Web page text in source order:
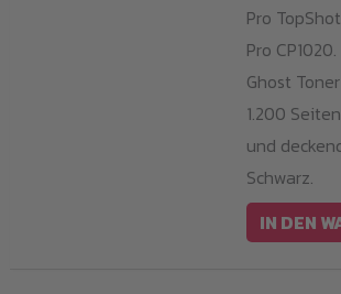
Pro
Pro
Ghost
1.200
und
Schwarz.
IN DEN